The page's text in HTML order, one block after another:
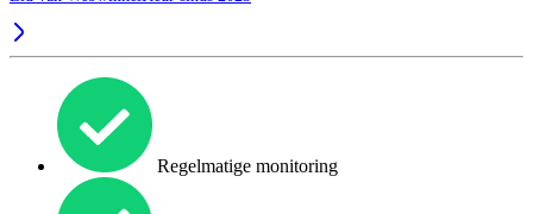
Regelmatige monitoring